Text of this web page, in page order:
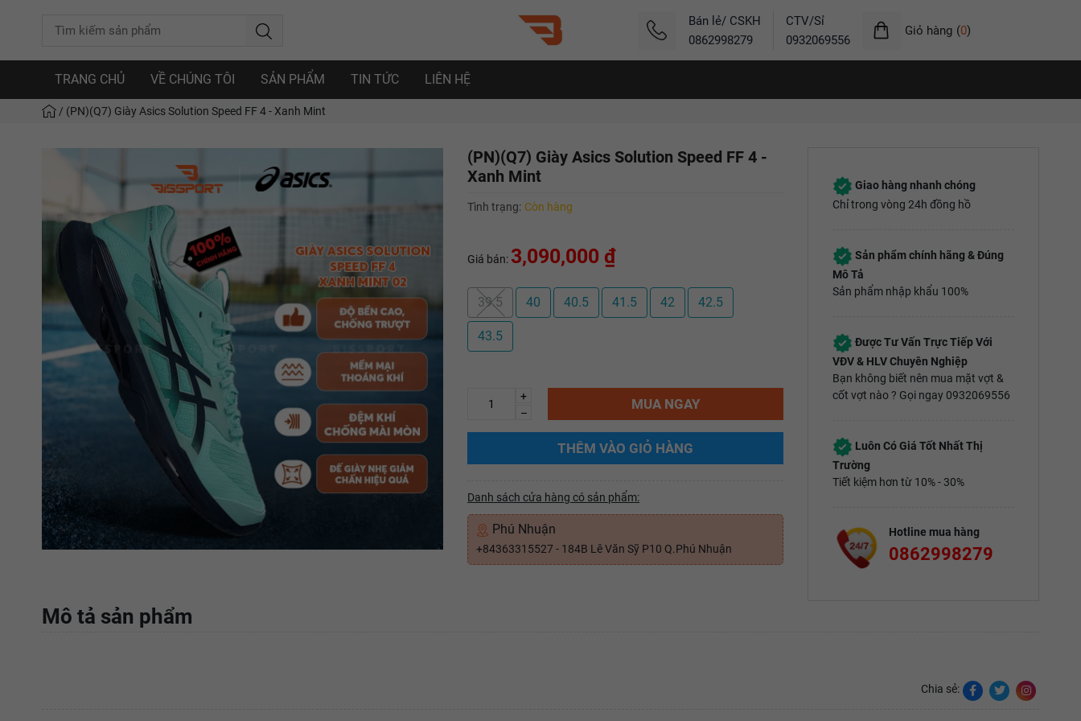
Bán lẻ/ CSKH
0862998279
CTV/Sỉ
0932069556
Giỏ hàng (0)
TRANG CHỦ VỀ CHÚNG TÔI SẢN PHẨM TIN TỨC LIÊN HỆ
/ (PN)(Q7) Giày Asics Solution Speed FF 4 - Xanh Mint
(PN)(Q7) Giày Asics Solution Speed FF 4 -
Xanh Mint
Tình trạng: Còn hàng
Giá bán: 3,090,000 ₫
39.5 40 40.5 41.5 42 42.5
43.5
+
–
MUA NGAY
THÊM VÀO GIỎ HÀNG
Danh sách cửa hàng có sản phẩm:
Phú Nhuận
+84363315527 - 184B Lê Văn Sỹ P10 Q.Phú Nhuận
Giao hàng nhanh chóng
Chỉ trong vòng 24h đồng hồ
Sản phẩm chính hãng & Đúng
Mô Tả
Sản phẩm nhập khẩu 100%
Được Tư Vấn Trực Tiếp Với
VĐV & HLV Chuyên Nghiệp
Bạn không biết nên mua mặt vợt &
cốt vợt nào ? Gọi ngay 0932069556
Luôn Có Giá Tốt Nhất Thị
Trường
Tiết kiệm hơn từ 10% - 30%
Hotline mua hàng
0862998279
Mô tả sản phẩm
Chia sẻ: